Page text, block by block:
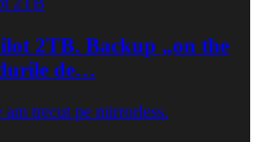
2TB. Backup „on the
de…